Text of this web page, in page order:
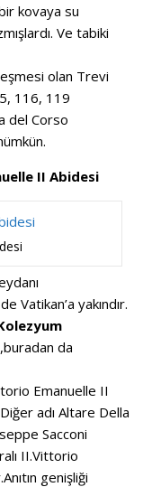
kovaya su
Ve tabiki
olan Trevi
116, 119
del Corso
II Abidesi
Vatikan’a yakındır.
da
Emanuelle II
adı Altare Della
Sacconi
II.Vittorio
genişliği